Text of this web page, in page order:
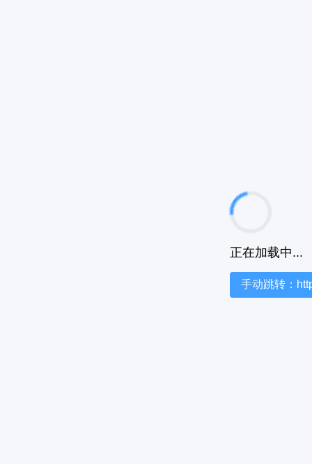
正在加载中...
手动跳转：